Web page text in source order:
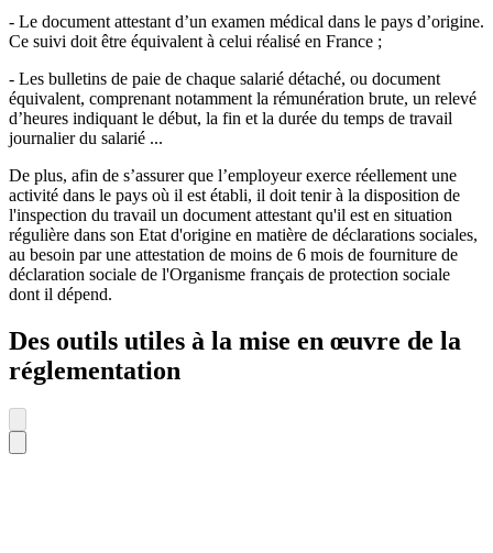
- Le document attestant d’un examen médical dans le pays d’origine.
Ce suivi doit être équivalent à celui réalisé en France ;
- Les bulletins de paie de chaque salarié détaché, ou document
équivalent, comprenant notamment la rémunération brute, un relevé
d’heures indiquant le début, la fin et la durée du temps de travail
journalier du salarié ...
De plus, afin de s’assurer que l’employeur exerce réellement une
activité dans le pays où il est établi, il doit tenir à la disposition de
l'inspection du travail un document attestant qu'il est en situation
régulière dans son Etat d'origine en matière de déclarations sociales,
au besoin par une attestation de moins de 6 mois de fourniture de
déclaration sociale de l'Organisme français de protection sociale
dont il dépend.
Des outils utiles à la mise en œuvre de la
réglementation